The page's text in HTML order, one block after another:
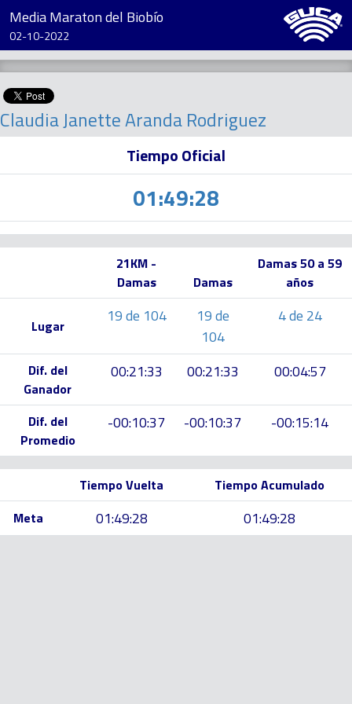
Media Maraton del Biobío
02-10-2022
Claudia Janette Aranda Rodriguez
Tiempo Oficial
01:49:28
21KM -
Damas
Damas
Damas 50 a 59
años
Lugar 19 de 104
19 de
104
4 de 24
Dif. del
Ganador
00:21:33 00:21:33 00:04:57
Dif. del
Promedio
-00:10:37 -00:10:37 -00:15:14
Tiempo Vuelta
Tiempo Acumulado
Meta
01:49:28 01:49:28